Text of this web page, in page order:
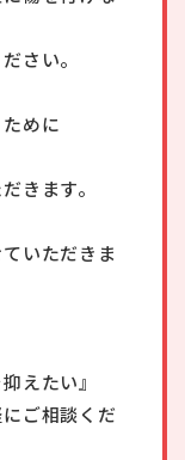
さい。
めに
きます。
いただきま
えたい』
ご相談くだ